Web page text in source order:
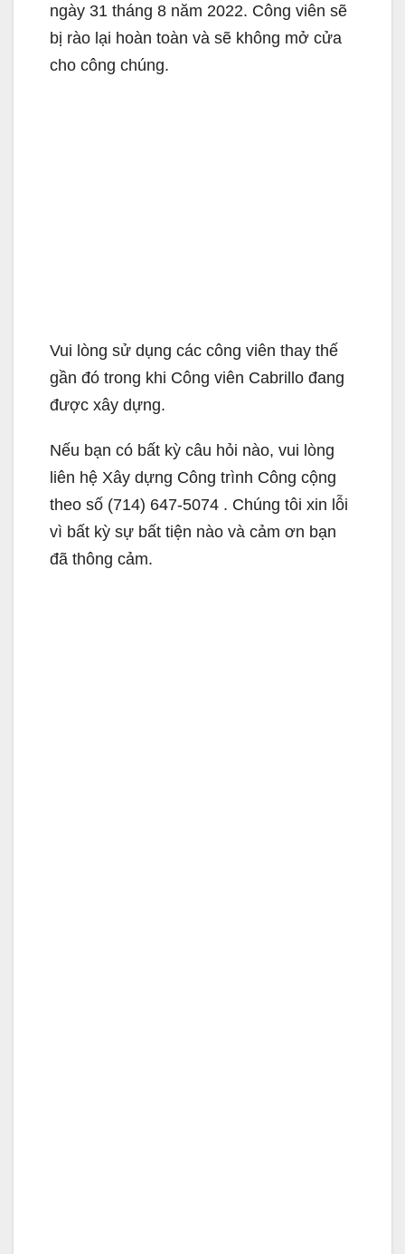
ngày 31 tháng 8 năm 2022. Công viên sẽ
bị rào lại hoàn toàn và sẽ không mở cửa
cho công chúng.
Vui lòng sử dụng các công viên thay thế
gần đó trong khi Công viên Cabrillo đang
được xây dựng.
Nếu bạn có bất kỳ câu hỏi nào, vui lòng
liên hệ Xây dựng Công trình Công cộng
theo số (714) 647-5074 . Chúng tôi xin lỗi
vì bất kỳ sự bất tiện nào và cảm ơn bạn
đã thông cảm.